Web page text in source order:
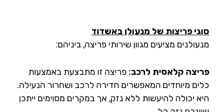
פריצות של מנעולןבאשדוד
מציעים מגוון שירותי פריצה, ביניהם:
קלאסית לרכב:פריצה זו מתבצעת באמצעות
מיוחדים המאפשרים חדירה לרכב ושחרור הנעילה.
יכולה להיעשות ללא נזק, אך במקרים מסוימים ייתכן